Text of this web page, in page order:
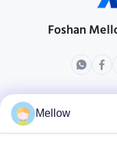
Foshan
produitsMellow